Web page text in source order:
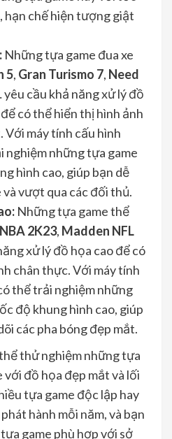
hạn chế hiện tượng giật
Những tựa game đua xe
5, Gran Turismo 7, Need
yêu cầu khả năng xử lý đồ
có thể hiển thị hình ảnh
Với máy tính cấu hình
nghiệm những tựa game
hình cao, giúp bạn dễ
và vượt qua các đối thủ.
Những tựa game thể
NBA 2K23, Madden NFL
xử lý đồ họa cao để có
chân thực. Với máy tính
thể trải nghiệm những
độ khung hình cao, giúp
các pha bóng đẹp mắt.
thử nghiệm những tựa
với đồ họa đẹp mắt và lối
tựa game độc lập hay
hành mỗi năm, và bạn
game phù hợp với sở